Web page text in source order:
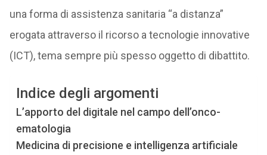
una forma di assistenza sanitaria “a distanza”
erogata attraverso il ricorso a tecnologie innovative
(ICT), tema sempre più spesso oggetto di dibattito.
Indice degli argomenti
L’apporto del digitale nel campo dell’onco-
ematologia
Medicina di precisione e intelligenza artificiale